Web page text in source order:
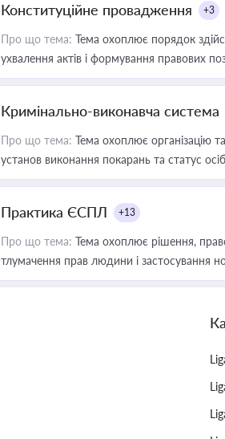
Конституційне провадження +3
Про що тема: Тема охоплює порядок
ухвалення актів і формування правових
Кримінально-виконавча система
Про що тема: Тема охоплює організацію
установ виконання покарань та статус
Практика ЄСПЛ +13
Про що тема: Тема охоплює рішення,
тлумачення прав людини і застосування